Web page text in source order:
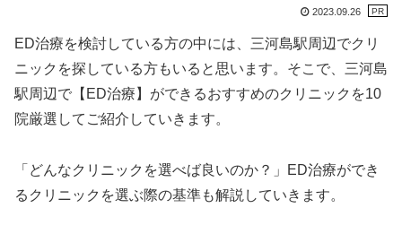
2023.09.26
ED治療を検討している方の中には、三河島駅周辺でクリ
ニックを探している方もいると思います。そこで、三河島
駅周辺で【ED治療】ができるおすすめのクリニックを10
院厳選してご紹介していきます。
「どんなクリニックを選べば良いのか？」ED治療ができ
るクリニックを選ぶ際の基準も解説していきます。